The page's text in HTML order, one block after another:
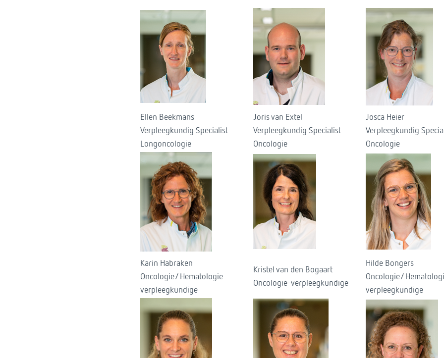
Ellen Beekmans
Verpleegkundig Specialist
Longoncologie
Joris van Extel
Verpleegkundig Specialist
Oncologie
Josca Heier
Verpleegkundig
Oncologie
Karin Habraken
Oncologie/ Hematologie
verpleegkundige
Kristel van den Bogaart
Oncologie-verpleegkundige
Hilde Bongers
Oncologie/
verpleegkundige